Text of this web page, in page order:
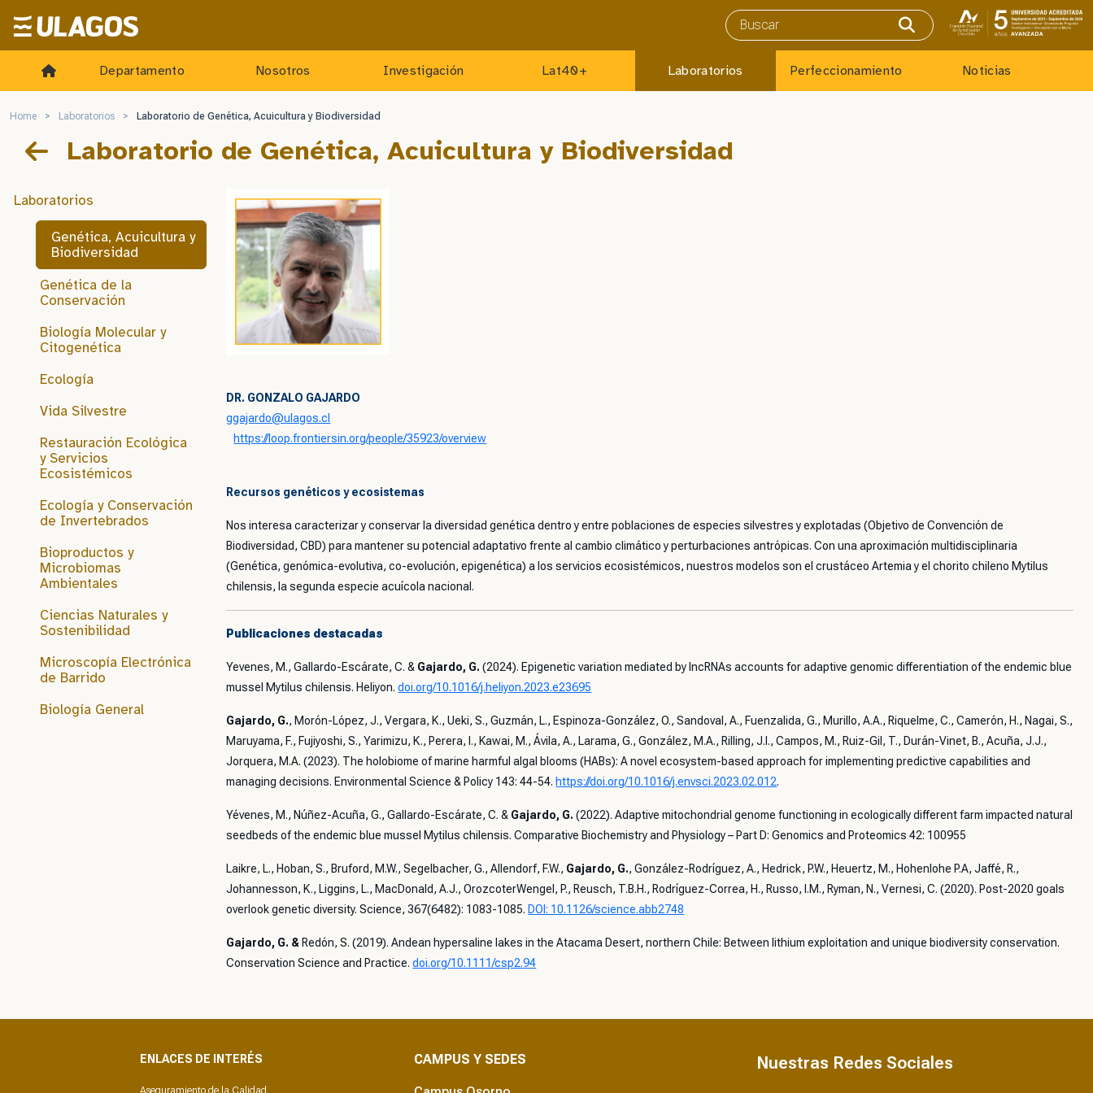
Ulagos Template
Departamento Nosotros Investigación Lat40+ Laboratorios Perfeccionamiento Noticias
Home > Laboratorios > Laboratorio de Genética, Acuicultura y Biodiversidad
Laboratorio de Genética, Acuicultura y Biodiversidad
Laboratorios
Genética, Acuicultura y
Biodiversidad
Genética de la
Conservación
Biología Molecular y
Citogenética
Ecología
Vida Silvestre
Restauración Ecológica
y Servicios
Ecosistémicos
Ecología y Conservación
de Invertebrados
Bioproductos y
Microbiomas
Ambientales
Ciencias Naturales y
Sostenibilidad
Microscopía Electrónica
de Barrido
Biología General
DR. GONZALO GAJARDO
ggajardo@ulagos.cl
https://loop.frontiersin.org/people/35923/overview
Recursos genéticos y ecosistemas
Nos interesa caracterizar y conservar la diversidad genética dentro y entre poblaciones de especies silvestres y explotadas (Objetivo de Convención de
Biodiversidad, CBD) para mantener su potencial adaptativo frente al cambio climático y perturbaciones antrópicas. Con una aproximación multidisciplinaria
(Genética, genómica-evolutiva, co-evolución, epigenética) a los servicios ecosistémicos, nuestros modelos son el crustáceoArtemiay el chorito chileno Mytilus
chilensis, la segunda especie acuícola nacional.
Publicaciones destacadas
Yevenes, M., Gallardo-Escárate, C. & Gajardo, G. (2024). Epigenetic variation mediated by lncRNAs accounts for adaptive genomic differentiation of the endemic blue
mussel Mytilus chilensis. Heliyon.doi.org/10.1016/j.heliyon.2023.e23695
Gajardo, G., Morón-López, J., Vergara, K., Ueki, S., Guzmán, L., Espinoza-González, O., Sandoval, A., Fuenzalida, G., Murillo, A.A., Riquelme, C., Camerón, H., Nagai, S.,
Maruyama, F., Fujiyoshi, S., Yarimizu, K., Perera, I., Kawai, M., Ávila, A., Larama, G., González, M.A., Rilling, J.I., Campos, M., Ruiz-Gil, T., Durán-Vinet, B., Acuña, J.J.,
Jorquera, M.A. (2023). The holobiome of marine harmful algal blooms (HABs): A novel ecosystem-based approach for implementing predictive capabilities and
managing decisions. Environmental Science & Policy 143: 44-54. https://doi.org/10.1016/j.envsci.2023.02.012.
Yévenes, M., Núñez-Acuña, G., Gallardo-Escárate, C. & Gajardo, G. (2022). Adaptive mitochondrial genome functioning in ecologically different farm impacted natural
seedbeds of the endemic blue mussel Mytilus chilensis. Comparative Biochemistry and Physiology – Part D: Genomics and Proteomics 42: 100955
Laikre, L., Hoban, S., Bruford, M.W., Segelbacher, G., Allendorf, F.W., Gajardo, G., González-Rodríguez, A., Hedrick, P.W., Heuertz, M., Hohenlohe P.A, Jaffé, R.,
Johannesson, K., Liggins, L., MacDonald, A.J., OrozcoterWengel, P., Reusch, T.B.H., Rodríguez-Correa, H., Russo, I.M., Ryman, N., Vernesi, C. (2020). Post-2020 goals
overlook genetic diversity. Science, 367(6482): 1083-1085. DOI: 10.1126/science.abb2748
Gajardo, G. & Redón, S. (2019). Andean hypersaline lakes in the Atacama Desert, northern Chile: Between lithium exploitation and unique biodiversity conservation.
Conservation Science and Practice.doi.org/10.1111/csp2.94
ENLACES DE INTERÉS
Aseguramiento de la Calidad
CAMPUS Y SEDES Nuestras Redes Sociales